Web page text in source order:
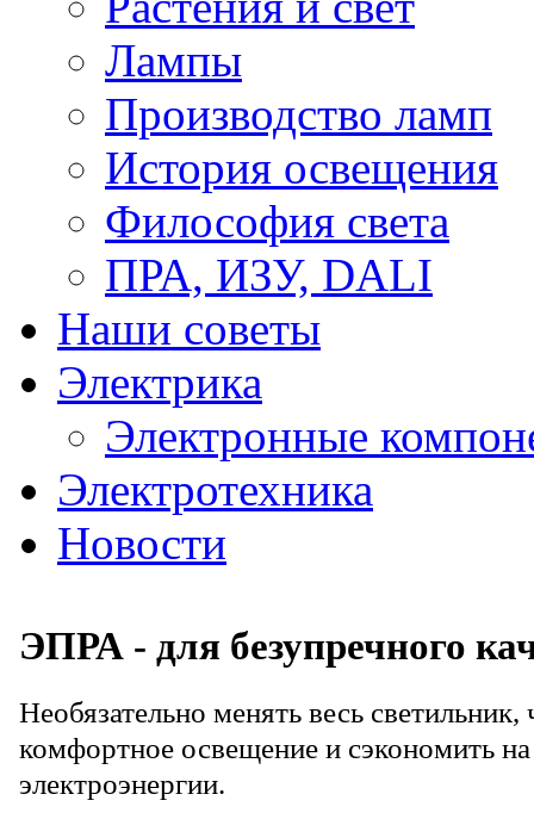
Лампы
Производство ламп
История освещения
Философия света
ПРА, ИЗУ, DALI
Наши советы
Электрика
Электронные
Электротехника
Новости
ЭПРА - для безупречного
Необязательно менять весь
комфортное освещение и сэкономить
электроэнергии.